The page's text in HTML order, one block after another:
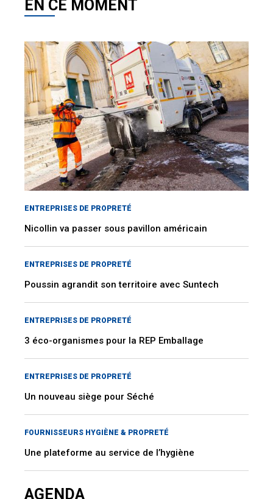
EN CE MOMENT
ENTREPRISES DE PROPRETÉ
Nicollin va passer sous pavillon américain
ENTREPRISES DE PROPRETÉ
Poussin agrandit son territoire avec Suntech
ENTREPRISES DE PROPRETÉ
3 éco-organismes pour la REP Emballage
ENTREPRISES DE PROPRETÉ
Un nouveau siège pour Séché
FOURNISSEURS HYGIÈNE & PROPRETÉ
Une plateforme au service de l’hygiène
AGENDA